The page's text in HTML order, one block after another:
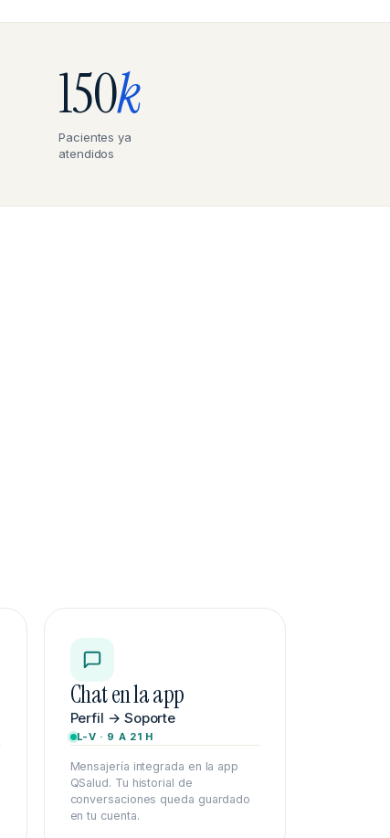
150k
Pacientes ya
atendidos
Chat en la app
Perfil → Soporte
L-V · 9 A 21 H
Mensajería integrada en la app
QSalud. Tu historial de
conversaciones queda guardado
en tu cuenta.